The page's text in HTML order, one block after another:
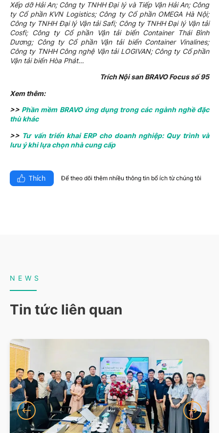
Xếp dỡ Hải An; Công ty TNHH Đại lý và Tiếp Vận Hải An; Công
ty Cổ phần KVN Logistics; Công ty Cổ phần OMEGA Hà Nội;
Công ty TNHH Đại lý Vận tải Safi; Công ty TNHH Đại lý Vận tải
Cosfi; Công ty Cổ phần Vận tải biển Container Thái Bình
Dương; Công ty Cổ phần Vận tải biển Container Vinalines;
Công ty TNHH Công nghệ Vận tải LOGIVAN; Công ty Cổ phần
Vận tải biển Hòa Phát…
Trích Nội san BRAVO Focus số 95
Xem thêm:
>> Phần mềm BRAVO ứng dụng trong các ngành nghề đặc
thù khác
>> Tư vấn triển khai ERP cho doanh nghiệp: Quy trình và
lưu ý khi lựa chọn nhà cung cấp
Thích Để theo dõi thêm nhiều thông tin bổ ích từ chúng tôi​
NEWS
Tin tức liên quan